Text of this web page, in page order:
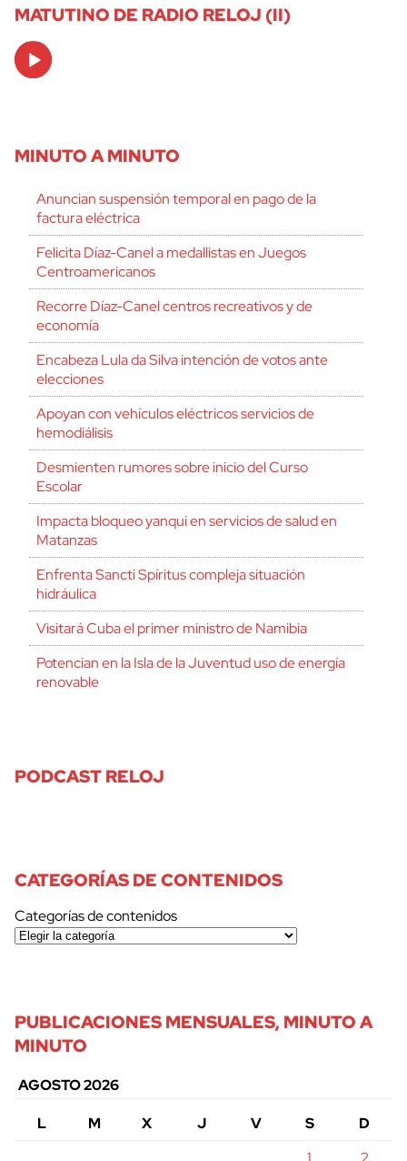
MATUTINO DE RADIO RELOJ (II)
Audio
Player
MINUTO A MINUTO
Anuncian suspensión temporal en pago de la
factura eléctrica
Felicita Díaz-Canel a medallistas en Juegos
Centroamericanos
Recorre Díaz-Canel centros recreativos y de
economía
Encabeza Lula da Silva intención de votos ante
elecciones
Apoyan con vehículos eléctricos servicios de
hemodiálisis
Desmienten rumores sobre inicio del Curso
Escolar
Impacta bloqueo yanqui en servicios de salud en
Matanzas
Enfrenta Sancti Spíritus compleja situación
hidráulica
Visitará Cuba el primer ministro de Namibia
Potencian en la Isla de la Juventud uso de energía
renovable
PODCAST RELOJ
CATEGORÍAS DE CONTENIDOS
Categorías de contenidos
PUBLICACIONES MENSUALES, MINUTO A
MINUTO
AGOSTO 2026
L
M X J V S
D